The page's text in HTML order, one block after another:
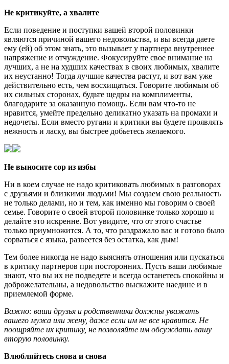
Не критикуйте, а хвалите
Если поведение и поступки вашей второй половинки
являются причиной вашего недовольства, и вы всегда даете
ему (ей) об этом знать, это вызывает у партнера внутреннее
напряжение и отчуждение. Фокусируйте свое внимание на
лучших, а не на худших качествах в своих любимых, хвалите
их неустанно! Тогда лучшие качества растут, и вот вам уже
действительно есть, чем восхищаться. Говорите любимым об
их сильных сторонах, будьте щедры на комплименты,
благодарите за оказанную помощь. Если вам что-то не
нравится, умейте предельно деликатно указать на промахи и
недочеты. Если вместо ругани и критики вы будете проявлять
нежность и ласку, вы быстрее добьетесь желаемого.
Не выносите сор из избы
Ни в коем случае не надо критиковать любимых в разговорах
с друзьями и близкими людьми! Мы создаем свою реальность
не только делами, но и тем, как именно мы говорим о своей
семье. Говорите о своей второй половинке только хорошо и
делайте это искренне. Вот увидите, что от этого счастье
только приумножится. А то, что раздражало вас и готово было
сорваться с языка, развеется без остатка, как дым!
Тем более никогда не надо выяснять отношения или пускаться
в критику партнеров при посторонних. Пусть ваши любимые
знают, что вы их не подведете и всегда останетесь спокойны и
доброжелательны, а недовольство выскажите наедине и в
приемлемой форме.
Важно: ваши друзья и родственники должны уважать
вашего мужа или жену, даже если им не все нравится. Не
поощряйте их критику, не позволяйте им обсуждать вашу
вторую половинку.
Влюбляйтесь снова и снова